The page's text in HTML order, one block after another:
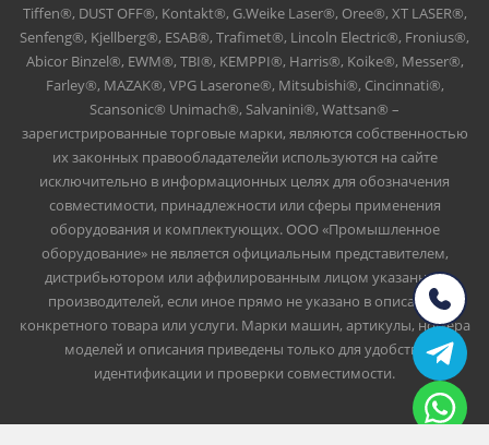
Tiffen®, DUST OFF®, Kontakt®, G.Weike Laser®, Oree®, XT LASER®,
Senfeng®, Kjellberg®, ESAB®, Trafimet®, Lincoln Electric®, Fronius®,
Abicor Binzel®, EWM®, TBI®, KEMPPI®, Harris®, Koike®, Messer®,
Farley®, MAZAK®, VPG Laserone®, Mitsubishi®, Cincinnati®,
Scansonic® Unimach®, Salvanini®, Wattsan® –
зарегистрированные торговые марки, являются собственностью
их законных правообладателейи используются на сайте
исключительно в информационных целях для обозначения
совместимости, принадлежности или сферы применения
оборудования и комплектующих. ООО «Промышленное
оборудование» не является официальным представителем,
дистрибьютором или аффилированным лицом указанных
производителей, если иное прямо не указано в описании
конкретного товара или услуги. Марки машин, артикулы, номера
моделей и описания приведены только для удобства
идентификации и проверки совместимости.
ОГРН 1151690112023